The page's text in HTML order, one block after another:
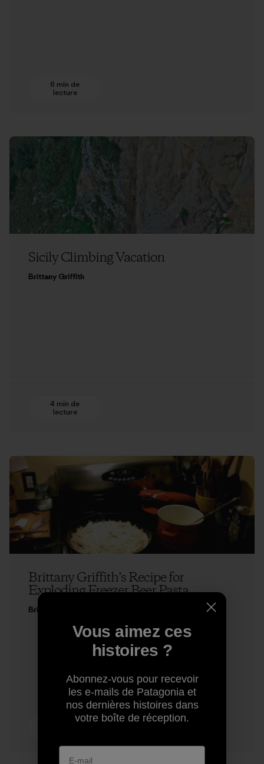
6 min de
lecture
Sicily Climbing Vacation
Brittany Griffith
4 min de
lecture
Brittany Griffith’s Recipe for
Exploding Freezer Beer Pasta
Brittany Griffith
5 min de
Vous aimez ces
histoires ?
Abonnez-vous pour recevoir
les e-mails de Patagonia et
nos dernières histoires dans
votre boîte de réception.